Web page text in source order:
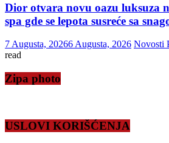
Dior otvara novu oazu luksuza
spa gde se lepota susreće sa
7 Augusta, 20266 Augusta, 2026 Novosti
read
Zipa photo
USLOVI KORIŠĆENJA